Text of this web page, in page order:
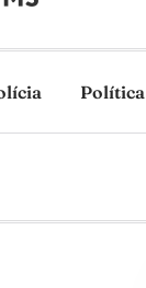
Política